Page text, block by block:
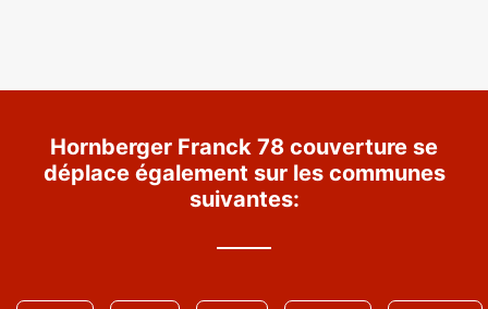
Hornberger Franck 78 couverture se
déplace également sur les communes
suivantes: